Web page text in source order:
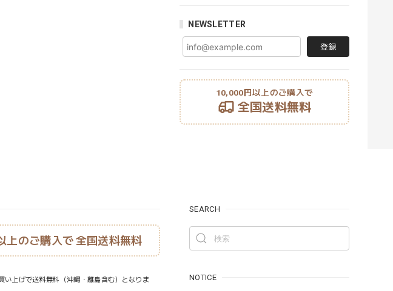
NEWSLETTER
登録
10,000円以上のご購入で
全国送料無料
上のご購入で全国送料無料
い上げで送料無料（沖縄・離島含む）となりま
SEARCH
NOTICE